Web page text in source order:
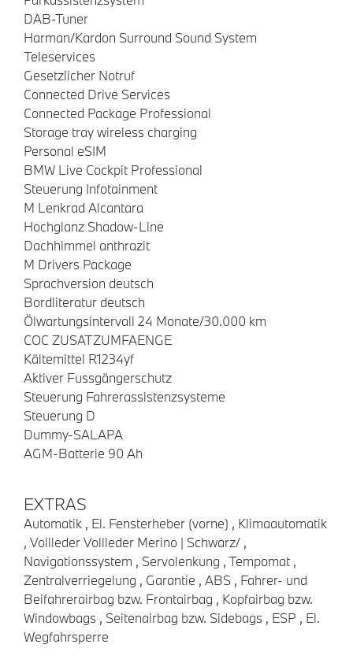
DAB-Tuner
Harman/Kardon Surround Sound System
Teleservices
Gesetzlicher Notruf
Connected Drive Services
Connected Package Professional
Storage tray wireless charging
Personal eSIM
BMW Live Cockpit Professional
Steuerung Infotainment
M Lenkrad Alcantara
Hochglanz Shadow-Line
Dachhimmel anthrazit
M Drivers Package
Sprachversion deutsch
Bordliteratur deutsch
Ölwartungsintervall 24 Monate/30.000 km
COC ZUSATZUMFAENGE
Kältemittel R1234yf
Aktiver Fussgängerschutz
Steuerung Fahrerassistenzsysteme
Steuerung D
Dummy-SALAPA
AGM-Batterie 90 Ah
EXTRAS
Automatik , El. Fensterheber (vorne) , Klimaautomatik
, Vollleder Vollleder Merino | Schwarz/ ,
Navigationssystem , Servolenkung , Tempomat ,
Zentralverriegelung , Garantie , ABS , Fahrer- und
Beifahrerairbag bzw. Frontairbag , Kopfairbag bzw.
Windowbags , Seitenairbag bzw. Sidebags , ESP , El.
Wegfahrsperre